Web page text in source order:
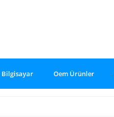
Bilgisayar Oem Ürünler